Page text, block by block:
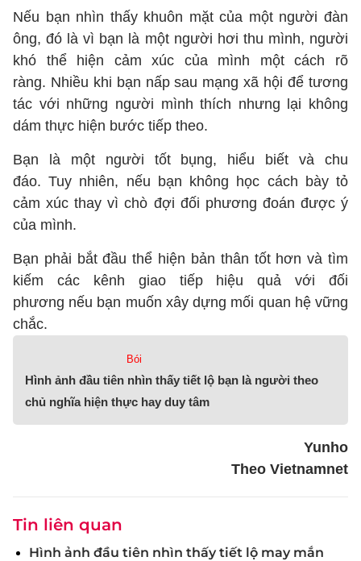
Nếu bạn nhìn thấy khuôn mặt của một người đàn
ông, đó là vì bạn là một người hơi thu mình, người
khó thể hiện cảm xúc của mình một cách rõ
ràng. Nhiều khi bạn nấp sau mạng xã hội để tương
tác với những người mình thích nhưng lại không
dám thực hiện bước tiếp theo.
Bạn là một người tốt bụng, hiểu biết và chu
đáo. Tuy nhiên, nếu bạn không học cách bày tỏ
cảm xúc thay vì chò đợi đối phương đoán được ý
của mình.
Bạn phải bắt đầu thể hiện bản thân tốt hơn và tìm
kiếm các kênh giao tiếp hiệu quả với đối
phương nếu bạn muốn xây dựng mối quan hệ vững
chắc.
Bói
Hình ảnh đầu tiên nhìn thấy tiết lộ bạn là người theo
chủ nghĩa hiện thực hay duy tâm
Yunho
Theo Vietnamnet
Tin liên quan
Hình ảnh đầu tiên nhìn thấy tiết lộ may mắn